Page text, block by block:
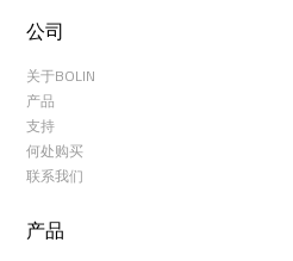
公司
关于BOLIN
产品
支持
何处购买
联系我们
产品